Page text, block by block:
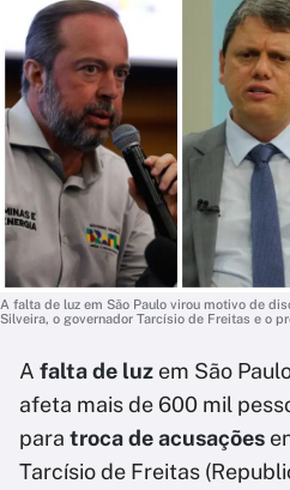
A falta de luz em São Paulo virou motivo de
Silveira, o governador Tarcísio de Freitas e o
A falta de luz em São
afeta mais de 600 mil
para troca de acusações
Tarcísio de Freitas